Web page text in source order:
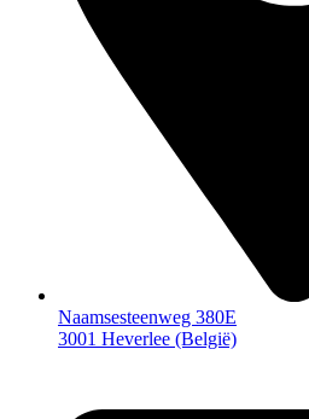
Naamsesteenweg 380E
3001 Heverlee (België)